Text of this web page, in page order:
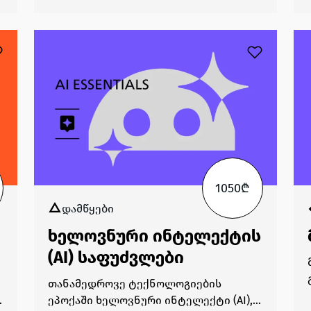
რომელიც ლურჯ ბმულებზე იყო
ორიენტირებული, ტრანსფორმირდება
პასუხების სისტემების ოპტიმიზაციად
(AEO). კურსზე ვისწავლით, როგორ
ეძებს AI ინფორმაციას და როგორ
აგენერირებს პასუხებს. როგორ
კითხულობენ ბოტები თქვენს საიტს და
როგორ ყალიბდება თქვენი ბრენდი AI-
დამწყები
1050₾
ხელოვნური ინტელექტის
(AI) საფუძვლები
თანამედროვე ტექნოლოგიების
ეპოქაში ხელოვნური ინტელექტი (AI),